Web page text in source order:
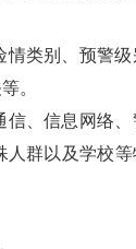
类别、预警
。
、信息网络
群以及学校